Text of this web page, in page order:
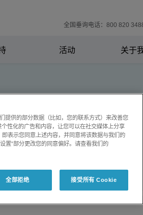
全国垂询电话：800 820
活动 关于
提供的部分数据（比如，您的联系方式）来改善您
性化的广告和内容，让您可以在社交媒体上分享
表示您同意上述内容，并同意将该数据与我们的
置”部分更改您的同意偏好。请查看我们的
全部拒绝 接受所有 Cookie